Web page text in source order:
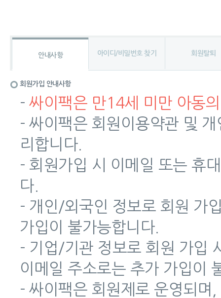
안내사항 아이디/비밀번호 찾기 회원탈퇴
회원가입 안내사항
- 싸이팩은 만14세 미만 아동
- 싸이팩은 회원이용약관 및
리합니다.
- 회원가입 시 이메일 또는 휴
다.
- 개인/외국인 정보로 회원 가
가입이 불가능합니다.
- 기업/기관 정보로 회원 가입
이메일 주소로는 추가 가입이
- 싸이팩은 회원제로 운영되며